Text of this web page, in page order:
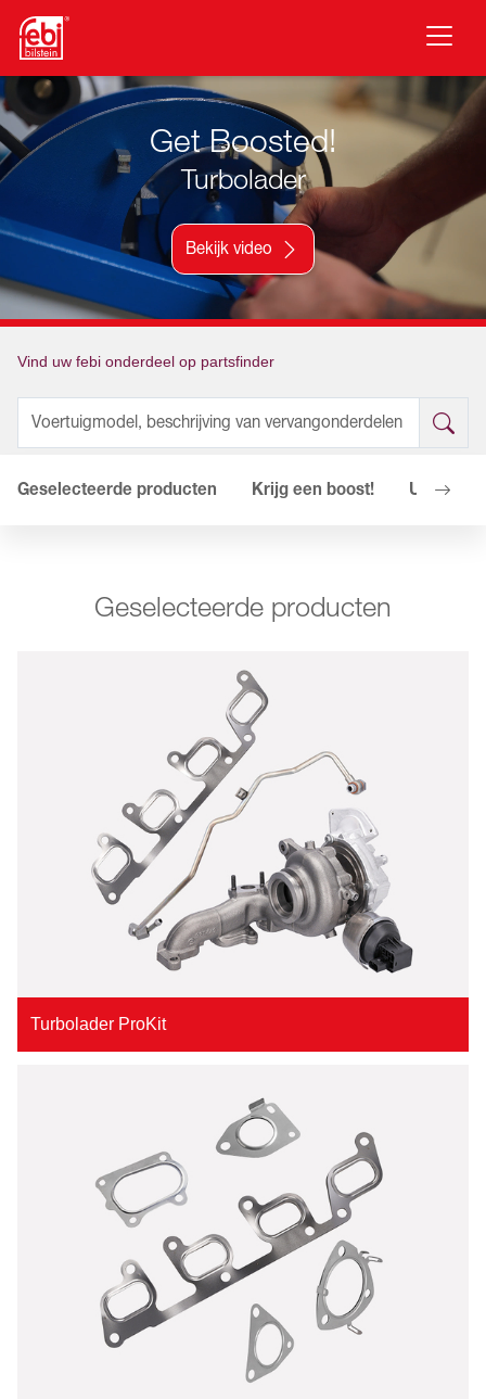
Overslaan naar hoofdinhoud
Get Boosted!
Turbolader
Bekijk video
Vind uw febi onderdeel op partsfinder
Geselecteerde producten Krijg een boost! Uw
Geselecteerde producten
Turbolader ProKit